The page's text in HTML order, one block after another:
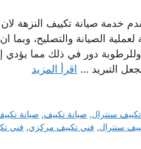
خدمة صيانة تكييف النزهة
الصيانة والتصليح، وبما
وللرطوبة دور في ذلك مما
التبريد … اقرأ المزيد
سنترال, صيانة تكييف, صيانة
سنترال, فني تكييف مركزي, فني